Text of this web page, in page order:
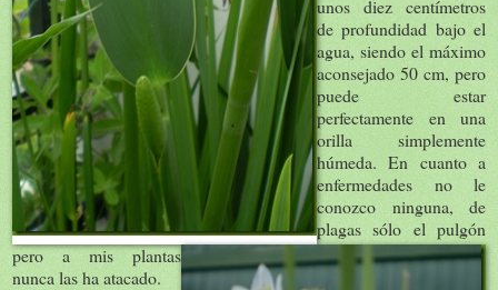
unos diez centímetros
de profundidad bajo el
agua, siendo el máximo
aconsejado 50 cm, pero
puede estar
perfectamente en una
orilla simplemente
húmeda. En cuanto a
enfermedades no le
conozco ninguna, de
plagas sólo el pulgón
pero a mis plantas
nunca las ha atacado.